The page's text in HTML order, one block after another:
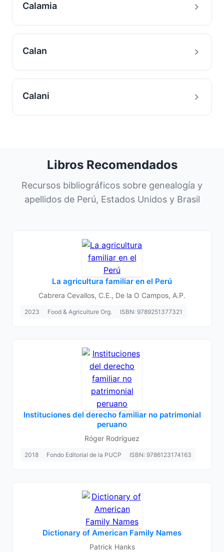
Calamia
Calan
Calani
Libros Recomendados
Recursos bibliográficos sobre genealogía y
apellidos de Perú, Estados Unidos y Brasil
La agricultura familiar en el Perú
Cabrera Cevallos, C.E., De la O Campos, A.P.
2023 Food & Agriculture Org. ISBN: 9789251377321
Instituciones del derecho familiar no patrimonial
peruano
Róger Rodríguez
2018 Fondo Editorial de la PUCP ISBN: 9786123174163
Dictionary of American Family Names
Patrick Hanks